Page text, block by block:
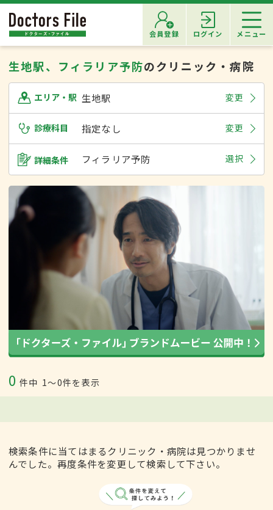
会員登録 ログイン メニュー
生地駅、フィラリア予防のクリニック・病院
エリア・駅 生地駅 変更
診療科目 指定なし 変更
詳細条件 フィラリア予防 選択
0 件中 1〜0件を表示
検索条件に当てはまるクリニック・病院は見つかりませ
んでした。再度条件を変更して検索して下さい。